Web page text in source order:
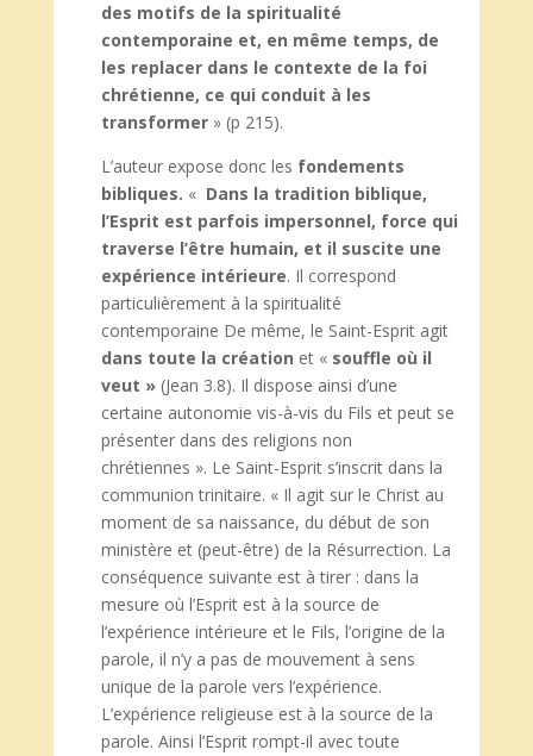
des motifs de la spiritualité
contemporaine et, en même temps, de
les replacer dans le contexte de la foi
chrétienne, ce qui conduit à les
transformer» (p 215).
L’auteur expose donc les fondements
bibliques. « Dans la tradition biblique,
l’Esprit est parfois impersonnel, force qui
traverse l’être humain, et il suscite une
expérience intérieure. Il correspond
particulièrement à la spiritualité
contemporaine De même, le Saint-Esprit agit
dans toute la création et « souffle où il
veut »(Jean 3.8). Il dispose ainsi d’une
certaine autonomie vis-à-vis du Fils et peut se
présenter dans des religions non
chrétiennes ». Le Saint-Esprit s’inscrit dans la
communion trinitaire. « Il agit sur le Christ au
moment de sa naissance, du début de son
ministère et (peut-être) de la Résurrection. La
conséquence suivante est à tirer : dans la
mesure où l’Esprit est à la source de
l’expérience intérieure et le Fils, l’origine de la
parole, il n’y a pas de mouvement à sens
unique de la parole vers l’expérience.
L’expérience religieuse est à la source de la
parole. Ainsi l’Esprit rompt-il avec toute